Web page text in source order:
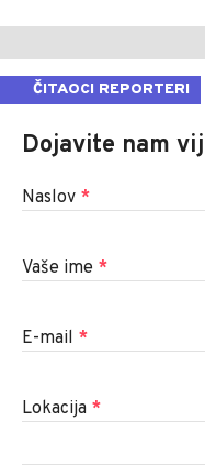
ČITAOCI REPORTERI
Dojavite nam
Naslov *
Vaše ime *
E-mail *
Lokacija *